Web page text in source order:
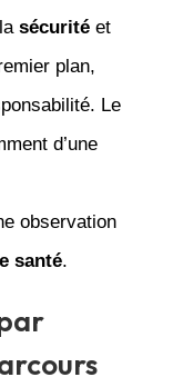
sécuritéet
plan,
Le
d’une
observation
santé.